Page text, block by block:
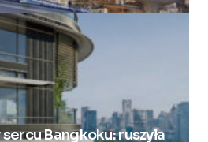
Bangkoku: ruszyła